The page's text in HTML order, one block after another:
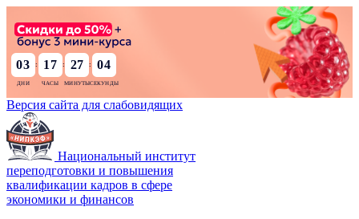
03 : 17 : 27 : 02
Версия сайта для слабовидящих
Национальный институт
переподготовки и повышения
квалификации кадров в сфере
экономики и финансов